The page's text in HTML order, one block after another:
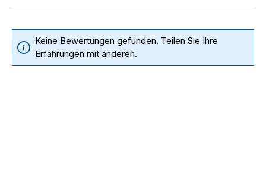
Keine Bewertungen gefunden. Teilen Sie Ihre
Erfahrungen mit anderen.